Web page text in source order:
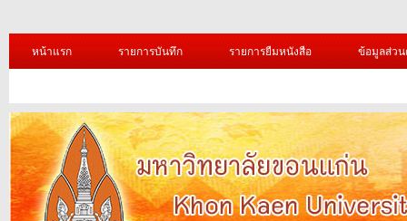
หน้าแรก รายการบันทึก รายการยืมหนังสือ ข้อมูลส่ว